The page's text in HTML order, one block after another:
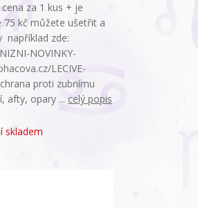
za 1 kus + je
kč můžete ušetřit a
například zde:
NOVINKY-
LECIVE-
proti zubnímu
afty, opary ... celý popis
skladem